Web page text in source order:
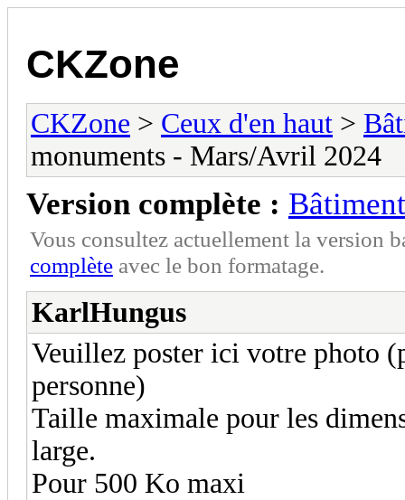
CKZone
CKZone > Ceux d'en haut >
monuments - Mars/Avril 2024
Version complète :
Vous consultez actuellement la version
complète avec le bon formatage.
KarlHungus
Veuillez poster ici votre photo
personne)
Taille maximale pour les
large.
Pour 500 Ko maxi